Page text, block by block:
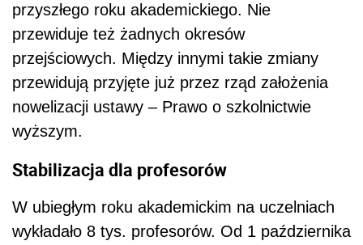
przyszłego roku akademickiego. Nie
przewiduje też żadnych okresów
przejściowych. Między innymi takie zmiany
przewidują przyjęte już przez rząd założenia
nowelizacji ustawy – Prawo o szkolnictwie
wyższym.
Stabilizacja dla profesorów
W ubiegłym roku akademickim na uczelniach
wykładało 8 tys. profesorów. Od 1 października